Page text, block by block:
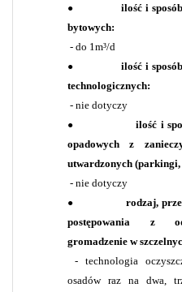
●
ilość i
bytowych:
- do 1m³/d
●
ilość i
technologicznych:
- nie dotyczy
●
ilość i
opadowych z
utwardzonych
- nie dotyczy
●
rodzaj,
postępowania z
gromadzenie w
- technologia
osadów raz na dwa,